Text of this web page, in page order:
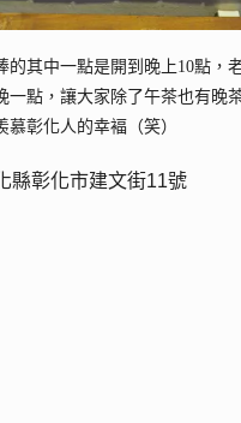
的其中一點是開到晚上10點，
一點，讓大家除了午茶也有晚
慕彰化人的幸褔（笑）
縣彰化市建文街11號